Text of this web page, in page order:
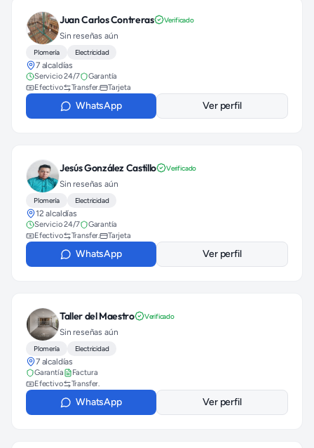
Juan Carlos Contreras Verificado
Sin reseñas aún
Plomería Electricidad
7 alcaldías
Servicio 24/7
Garantía
Efectivo
Transfer. Tarjeta
WhatsApp Ver perfil
Jesús González Castillo Verificado
Sin reseñas aún
Plomería Electricidad
12 alcaldías
Servicio 24/7
Garantía
Efectivo
Transfer. Tarjeta
WhatsApp Ver perfil
Taller del Maestro Verificado
Sin reseñas aún
Plomería Electricidad
7 alcaldías
Garantía
Factura
Efectivo
Transfer.
WhatsApp Ver perfil